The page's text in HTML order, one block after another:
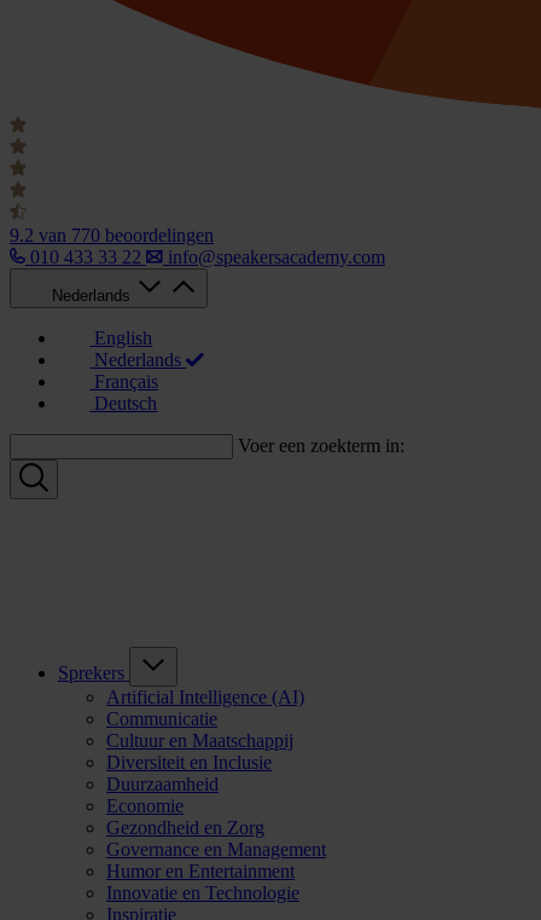
9.2 van 770 beoordelingen
010 433 33 22
info@speakersacademy.com
Nederlands
English
Nederlands
Français
Deutsch
Voer een zoekterm in:
Sprekers
Artificial Intelligence (AI)
Communicatie
Cultuur en Maatschappij
Diversiteit en Inclusie
Duurzaamheid
Economie
Gezondheid en Zorg
Governance en Management
Humor en Entertainment
Innovatie en Technologie
Inspiratie